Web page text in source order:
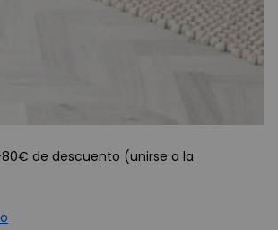
de descuento (unirse a la